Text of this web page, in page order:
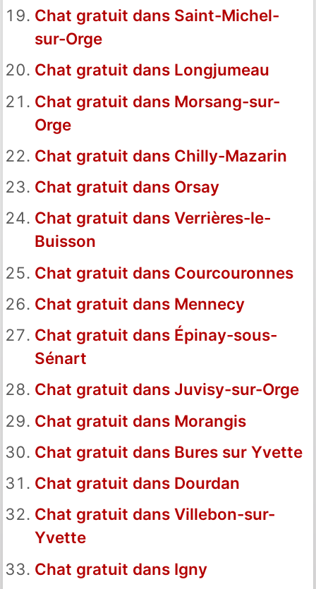
Chat gratuit dans Saint-Michel-
sur-Orge
Chat gratuit dans Longjumeau
Chat gratuit dans Morsang-sur-
Orge
Chat gratuit dans Chilly-Mazarin
Chat gratuit dans Orsay
Chat gratuit dans Verrières-le-
Buisson
Chat gratuit dans Courcouronnes
Chat gratuit dans Mennecy
Chat gratuit dans Épinay-sous-
Sénart
Chat gratuit dans Juvisy-sur-Orge
Chat gratuit dans Morangis
Chat gratuit dans Bures sur Yvette
Chat gratuit dans Dourdan
Chat gratuit dans Villebon-sur-
Yvette
Chat gratuit dans Igny